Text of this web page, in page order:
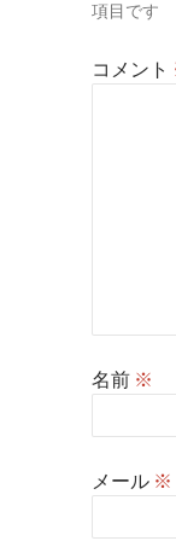
項目です
コメント
名前 ※
メール ※